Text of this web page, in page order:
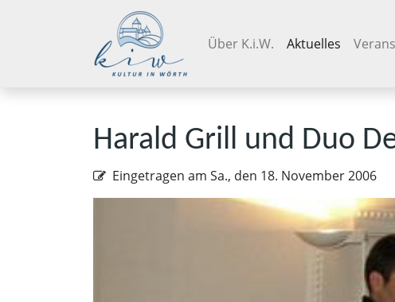
Navigation überspringen
Über K.i.W. Aktuelles
Harald Grill und Duo
Eingetragen am Sa., den 18. November 2006